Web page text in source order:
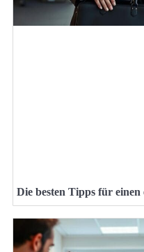
Die besten Tipps für